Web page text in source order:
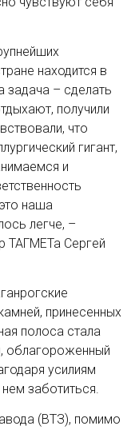
находится в
задача – сделать
получили
что
гигант,
и
наша
легче, –
ТАГМЕТа Сергей
принесенных
полоса стала
облагороженный
усилиям
заботиться.
(ВТЗ), помимо